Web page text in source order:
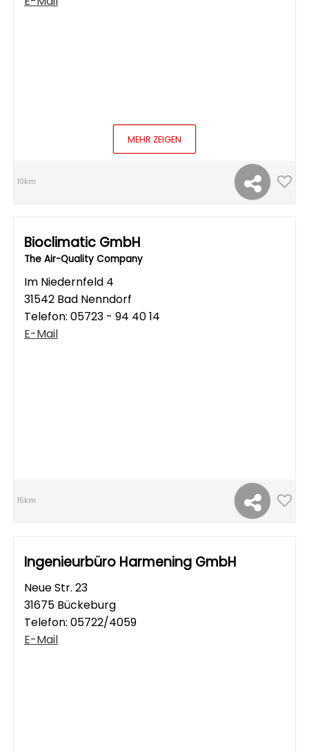
MEHR ZEIGEN
10km
Bioclimatic GmbH
The Air-Quality Company
Im Niedernfeld 4
31542 Bad Nenndorf
Telefon: 05723 - 94 40 14
E-Mail
15km
Ingenieurbüro Harmening GmbH
Neue Str. 23
31675 Bückeburg
Telefon: 05722/4059
E-Mail